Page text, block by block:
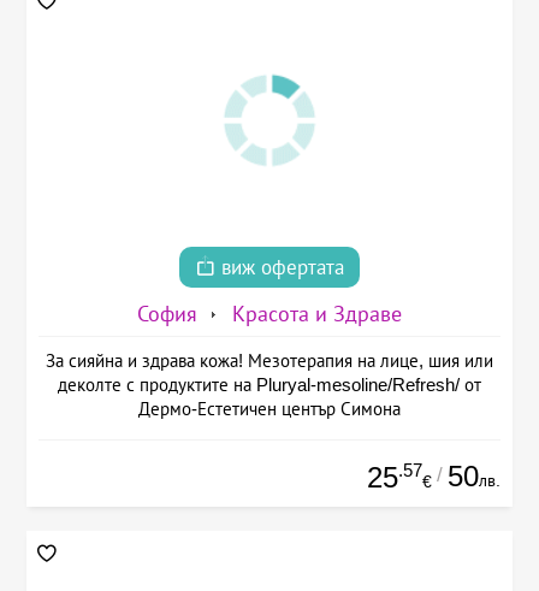
виж офертата
София Красота и Здраве
За сияйна и здрава кожа! Мезотерапия на лице, шия или
деколте с продуктите на Pluryal-mesoline/Refresh/ от
Дермо-Естетичен център Симона
25.57
€ / 50лв.